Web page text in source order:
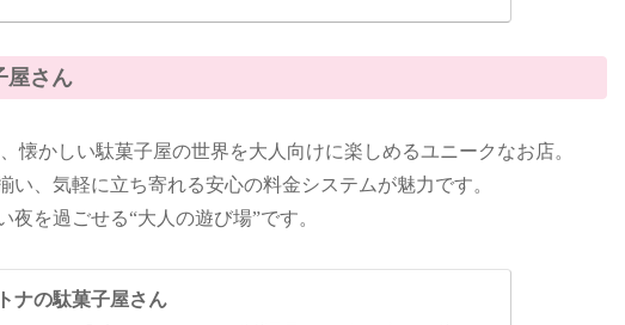
屋さん
懐かしい駄菓子屋の世界を大人向けに楽しめるユニークなお店。
、気軽に立ち寄れる安心の料金システムが魅力です。
を過ごせる“大人の遊び場”です。
ナの駄菓子屋さん